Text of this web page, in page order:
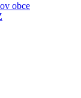
obce